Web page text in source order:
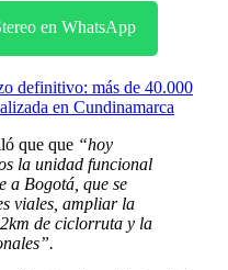
en WhatsApp
definitivo: más de 40.000
en Cundinamarca
que que “hoy
la unidad funcional
a Bogotá, que se
viales, ampliar la
de ciclorruta y la